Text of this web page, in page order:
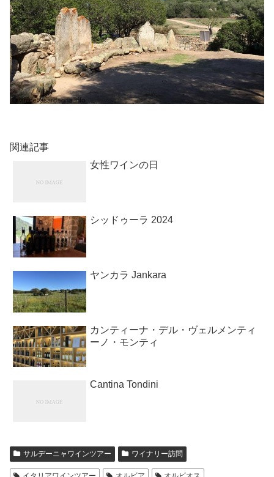
関連記事
女性ワインの日
シッドゥーラ 2024
ヤンカラ Jankara
カンティーナ・デル・ヴェルメンティ
ーノ・モンティ
Cantina Tondini
サルデーニャワインツアー ワイナリー訪問